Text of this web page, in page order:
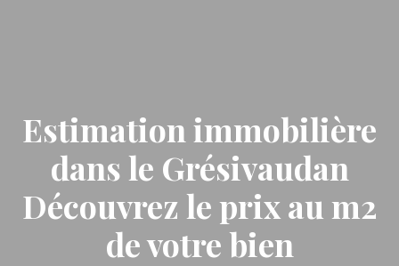
Estimation immobilière
dans le Grésivaudan
Découvrez le prix au m2
de votre bien